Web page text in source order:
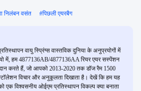
निलंबन वसंत #पिछली एयरबैग
वायु स्प्रिंग्स वास्तविक दुनिया के अनुप्रयोगों में
में, हम 4877136AB/4877136AA रियर एयर सस्पेंशन
करते हैं, जो आपको 2013-2020 तक डॉज रैम 1500
विचार और अनुकूलता दिखाता है। देखें कि हम यह
एक विश्वसनीय ओईएम प्रतिस्थापन विकल्प क्या बनाता